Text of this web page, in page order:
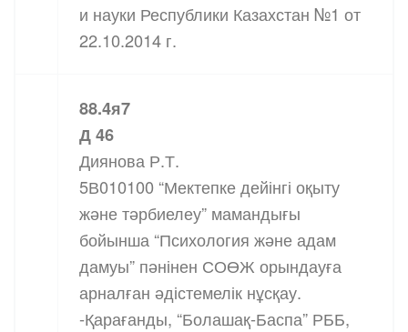
и науки Республики Казахстан №1 от
22.10.2014 г.
88.4я7
Д 46
Диянова Р.Т.
5В010100 “Мектепке дейінгі оқыту
және тәрбиелеу” мамандығы
бойынша “Психология және адам
дамуы” пәнінен СОӨЖ орындауға
арналған әдістемелік нұсқау.
-Қарағанды, “Болашақ-Баспа” РББ,